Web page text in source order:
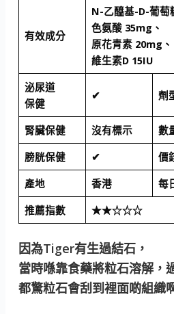
有效成分
N-乙醯基-D-葡萄
色氨酸 35mg、
原花青素 20mg、
維生素D 15IU
泌尿道
保健
✔ 劑
腎臟保健 沒有標示 數
膀胱保健
✔ 價
產地
香港 每
推薦指數
★★☆☆☆
因為Tiger有生過結石，
當時喺靠食藥將粒石溶解，
都驚粒石會刮到裡面啲組織